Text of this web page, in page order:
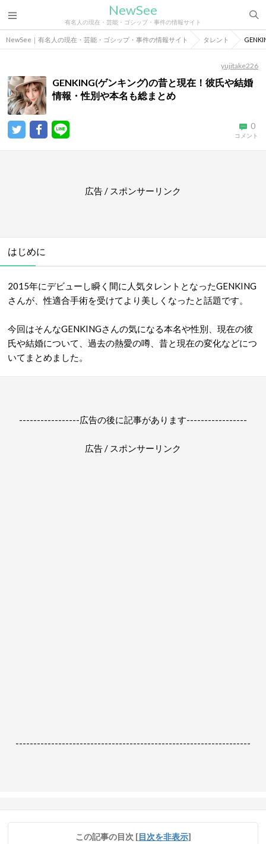
NewSee
有名人の現在・芸能・ゴシップ・事件の情報サイト
NewSee｜有名人の現在・芸能・ゴシップ・事件の情報サイト タレント
yujitake226
GENKING(ゲンキング)の昔と現在！彼氏や結婚
情報・性別や本名も総まとめ
0
コメント
広告 / スポンサーリンク
はじめに
2015年にデビューし瞬く間に人気タレントとなったGENKING
さんが、性適合手術を受けてより美しくなったと話題です。
今回はそんなGENKINGさんの気になる本名や性別、現在の彼
氏や結婚について、過去の熱愛の噂、昔と現在の変化などにつ
いてまとめました。
-----------------広告の後に記事があります-----------------
広告 / スポンサーリンク
------------------------------------------------------------------
この記事の目次 [目次を非表示]